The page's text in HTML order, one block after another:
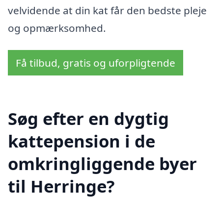
velvidende at din kat får den bedste pleje
og opmærksomhed.
Få tilbud, gratis og uforpligtende
Søg efter en dygtig
kattepension i de
omkringliggende byer
til Herringe?